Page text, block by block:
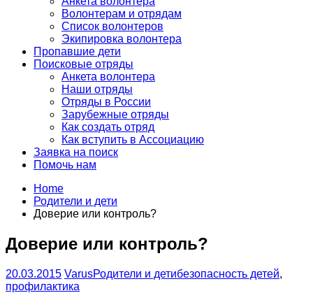
Волонтерам и отрядам
Список волонтеров
Экипировка волонтера
Пропавшие дети
Поисковые отряды
Анкета волонтера
Наши отряды
Отряды в России
Зарубежные отряды
Как создать отряд
Как вступить в Ассоциацию
Заявка на поиск
Помочь нам
Home
Родители и дети
Доверие или контроль?
Доверие или контроль?
20.03.2015 VarusРодители и детибезопасность детей,
профилактика